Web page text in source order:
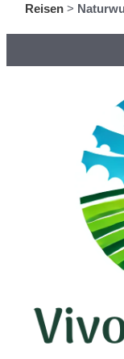
Reisen >